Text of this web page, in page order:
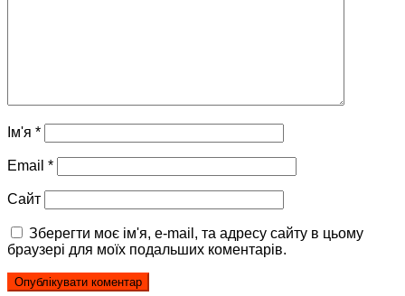
Ім'я *
Email *
Сайт
Зберегти моє ім'я, e-mail, та адресу сайту в цьому
браузері для моїх подальших коментарів.